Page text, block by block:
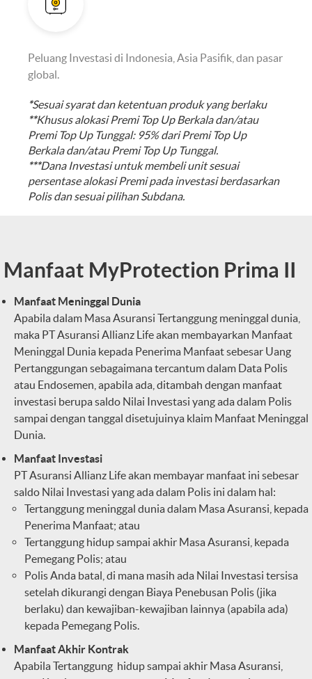
Peluang Investasi di Indonesia, Asia Pasifik, dan pasar
global.
*Sesuai syarat dan ketentuan produk yang berlaku
**Khusus alokasi Premi Top Up Berkala dan/atau
Premi Top Up Tunggal: 95% dari Premi Top Up
Berkala dan/atau Premi Top Up Tunggal.
***Dana Investasi untuk membeli unit sesuai
persentase alokasi Premi pada investasi berdasarkan
Polis dan sesuai pilihan Subdana.
Manfaat MyProtection Prima II
Manfaat Meninggal Dunia
Apabila dalam Masa Asuransi Tertanggung meninggal dunia,
maka PT Asuransi Allianz Life akan membayarkan Manfaat
Meninggal Dunia kepada Penerima Manfaat sebesar Uang
Pertanggungan sebagaimana tercantum dalam Data Polis
atau Endosemen, apabila ada, ditambah dengan manfaat
investasi berupa saldo Nilai Investasi yang ada dalam Polis
sampai dengan tanggal disetujuinya klaim Manfaat Meninggal
Dunia.
Manfaat Investasi
PT Asuransi Allianz Life akan membayar manfaat ini sebesar
saldo Nilai Investasi yang ada dalam Polis ini dalam hal:
Tertanggung meninggal dunia dalam Masa Asuransi, kepada
Penerima Manfaat; atau
Tertanggung hidup sampai akhir Masa Asuransi, kepada
Pemegang Polis; atau
Polis Anda batal, di mana masih ada Nilai Investasi tersisa
setelah dikurangi dengan Biaya Penebusan Polis (jika
berlaku) dan kewajiban-kewajiban lainnya (apabila ada)
kepada Pemegang Polis.
Manfaat Akhir Kontrak
Apabila Tertanggung hidup sampai akhir Masa Asuransi,